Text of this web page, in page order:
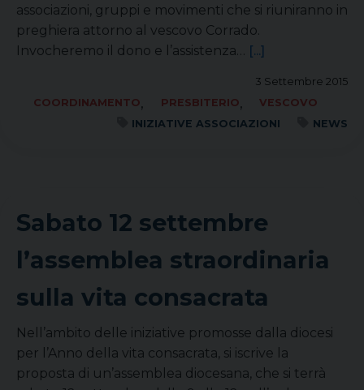
associazioni, gruppi e movimenti che si riuniranno in
preghiera attorno al vescovo Corrado.
Invocheremo il dono e l’assistenza… [...]
3 Settembre 2015
COORDINAMENTO, PRESBITERIO,
VESCOVO
INIZIATIVE ASSOCIAZIONI
NEWS
Sabato 12 settembre
l’assemblea straordinaria
sulla vita consacrata
Nell’ambito delle iniziative promosse dalla diocesi
per l’Anno della vita consacrata, si iscrive la
proposta di un’assemblea diocesana, che si terrà